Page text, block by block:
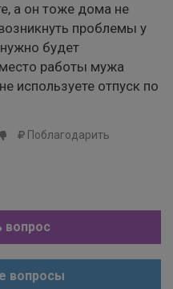
а он тоже дома не
проблемы у
будет
работы мужа
используете отпуск по
Поблагодарить
вопрос
вопросы